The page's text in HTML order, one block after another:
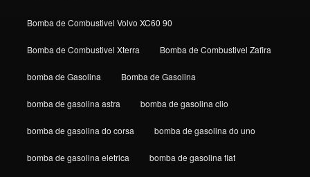
Bomba de Combustivel Volvo XC60 90
Bomba de Combustivel Xterra Bomba de Combustivel Zafira
bomba de Gasolina Bomba de Gasolina
bomba de gasolina astra bomba de gasolina clio
bomba de gasolina do corsa bomba de gasolina do uno
bomba de gasolina eletrica bomba de gasolina fiat